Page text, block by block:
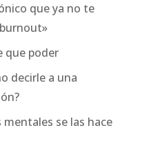
que ya no te
que poder
decirle a una
mentales se las hace